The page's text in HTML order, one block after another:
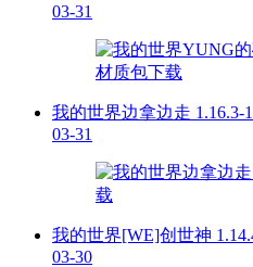
03-31
我的世界边拿边走 1.16.3-
03-31
我的世界[WE]创世神
03-30